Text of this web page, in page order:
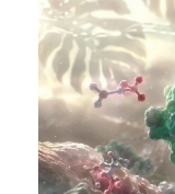
Français
עִבְרִית
Italiano
Español
Português